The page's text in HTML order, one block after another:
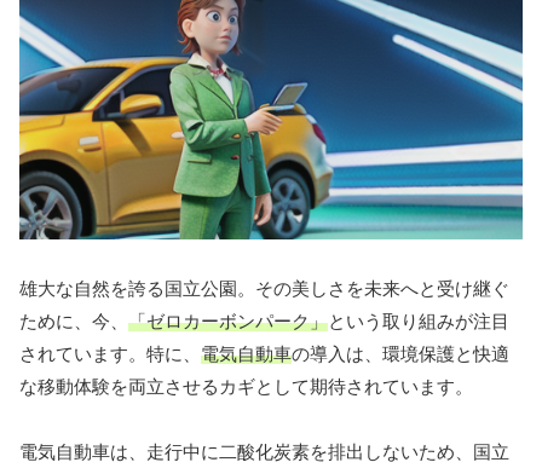
雄大な自然を誇る国立公園。その美しさを未来へと受け継ぐ
ために、今、 「ゼロカーボンパーク」という取り組みが注目
されています。特に、 電気自動車の導入は、環境保護と快適
な移動体験を両立させるカギとして期待されています。
電気自動車は、走行中に二酸化炭素を排出しないため、国立